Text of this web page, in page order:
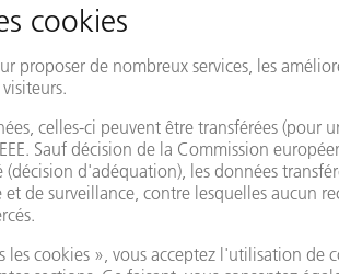
Candano (au centre) a transmis la
(à gauche) et Miguel Ángel Jiménez (à
son soutien et ses conseils.